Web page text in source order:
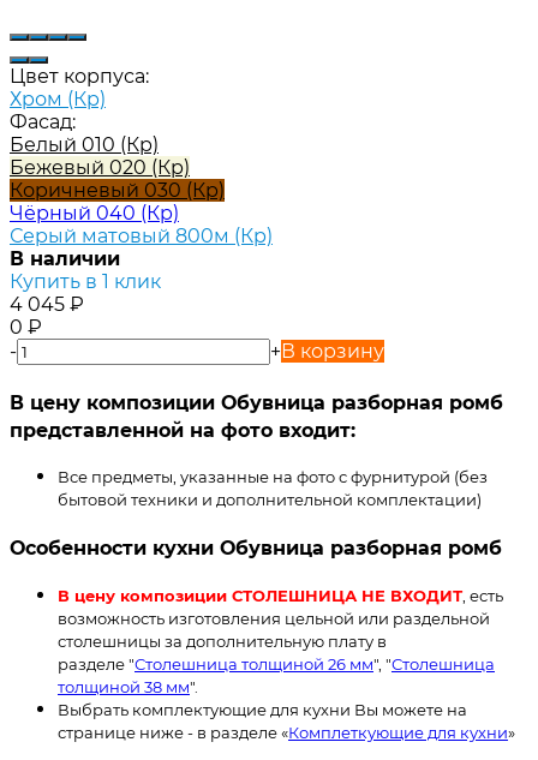
Цвет корпуса:
Хром (Кр)
Фасад:
Белый 010 (Кр)
Бежевый 020 (Кр)
Коричневый 030 (Кр)
Чёрный 040 (Кр)
Серый матовый 800м (Кр)
В наличии
Купить в 1 клик
4 045 ₽
0 ₽
-
+В корзину
В цену композиции Обувница разборная ромб
представленной на фото входит:
Все предметы, указанные на фото с фурнитурой (без
бытовой техники и дополнительной комплектации)
Особенности кухни Обувница разборная ромб
В цену композиции СТОЛЕШНИЦА НЕ ВХОДИТ, есть
возможность изготовления цельной или раздельной
столешницы за дополнительную плату в
разделе "Столешница толщиной 26 мм", "Столешница
толщиной 38 мм".
Выбрать комплектующие для кухни Вы можете на
странице ниже - в разделе «Комплеткующие для кухни»